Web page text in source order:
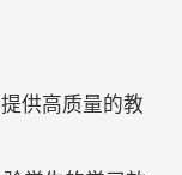
供高质量的教